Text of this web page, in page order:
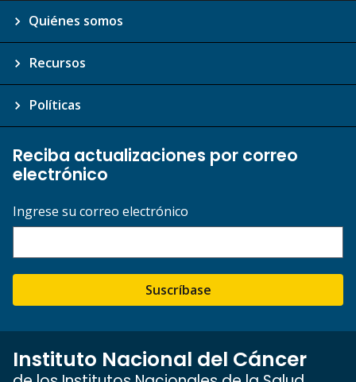
Quiénes somos
Recursos
Políticas
Reciba actualizaciones por correo
electrónico
Ingrese su correo electrónico
Suscríbase
Instituto Nacional del Cáncer